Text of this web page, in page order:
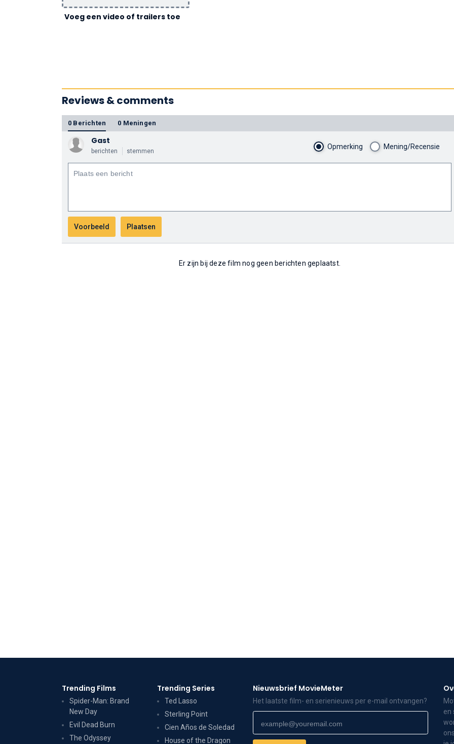
Voeg een video of trailers toe
Reviews & comments
0 Berichten 0 Meningen
Gast
berichten stemmen
Opmerking Mening/Recensie
Er zijn bij deze film nog geen berichten geplaatst.
Trending Films
Spider-Man: Brand
New Day
Evil Dead Burn
The Odyssey
Trending Series
Ted Lasso
Sterling Point
Cien Años de Soledad
House of the Dragon
Nieuwsbrief MovieMeter
Het laatste film- en serienieuws per e-mail ontvangen?
en